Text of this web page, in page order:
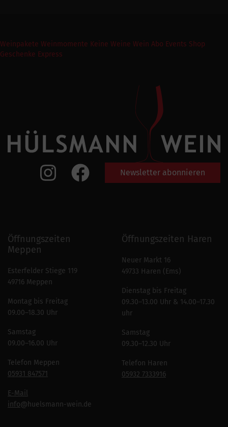
Weinpakete Weinmomente Keine Weine Wein Abo Events Shop
Geschenke Express
Newsletter abonnieren
Öffnungszeiten
Meppen
Esterfelder Stiege 119
49716 Meppen
Montag bis Freitag
09.00–18.30 Uhr
Samstag
09.00–16.00 Uhr
Telefon Meppen
05931 847571
E-Mail
info@huelsmann-wein.de
Öffnungszeiten Haren
Neuer Markt 16
49733 Haren (Ems)
Dienstag bis Freitag
09.30–13.00 Uhr & 14.00–17.30
uhr
Samstag
09.30–12.30 Uhr
Telefon Haren
05932 7333916